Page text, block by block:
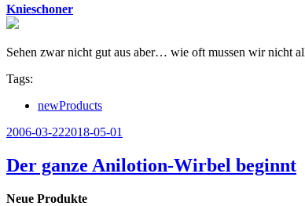
Knieschoner
Sehen zwar nicht gut aus aber… wie oft mussen wir nicht
Tags:
newProducts
Veröffentlicht
2006-03-222018-05-01
Der ganze Anilotion-Wirbel beginnt
Neue Produkte